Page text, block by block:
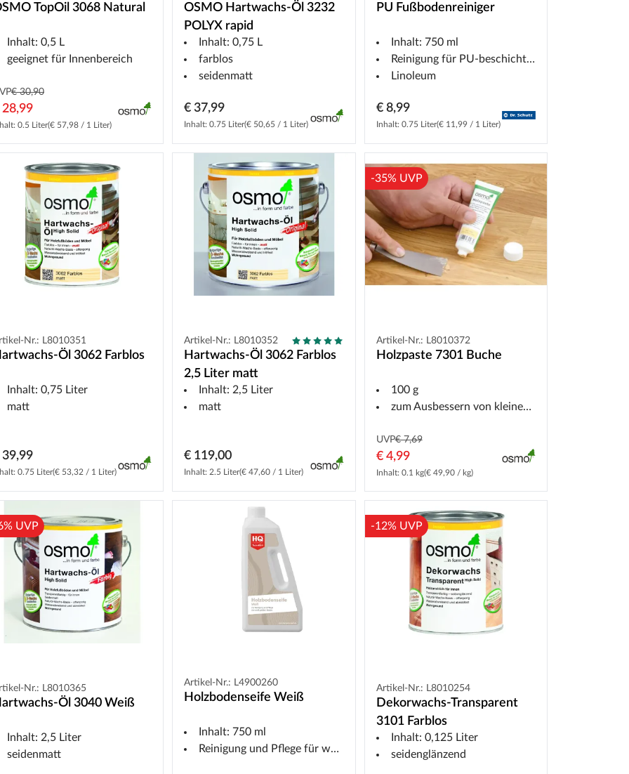
TopOil 3068 Natural
Inhalt: 0,5 L
geeignet für Innenbereich
€ 30,90
28,99
0.5 Liter(€ 57,98 / 1 Liter)
OSMO Hartwachs-Öl 3232
POLYX rapid
Inhalt: 0,75 L
farblos
seidenmatt
€ 37,99
Inhalt: 0.75 Liter(€ 50,65 / 1 Liter)
PU Fußbodenreiniger
Inhalt: 750 ml
Reinigung für PU-beschichteter Beläge (Laminat
Linoleum
€ 8,99
Inhalt: 0.75 Liter(€ 11,99 / 1 Liter)
Nr.: L8010351
Öl 3062 Farblos
Inhalt: 0,75 Liter
matt
39,99
0.75 Liter(€ 53,32 / 1 Liter)
Artikel-Nr.: L8010352
Hartwachs-Öl 3062 Farblos
2,5 Liter matt
Inhalt: 2,5 Liter
matt
€ 119,00
Inhalt: 2.5 Liter(€ 47,60 / 1 Liter)
-35% UVP
Artikel-Nr.: L8010372
Holzpaste 7301 Buche
100 g
zum Ausbessern von kleinen Rissen
UVP€ 7,69
€ 4,99
Inhalt: 0.1 kg(€ 49,90 / kg)
UVP
Nr.: L8010365
Öl 3040 Weiß
Inhalt: 2,5 Liter
seidenmatt
Artikel-Nr.: L4900260
Holzbodenseife Weiß
Inhalt: 750 ml
Reinigung und Pflege für weiß-geölte Oberflächen
-12% UVP
Artikel-Nr.: L8010254
Dekorwachs-Transparent
3101 Farblos
Inhalt: 0,125 Liter
seidenglänzend